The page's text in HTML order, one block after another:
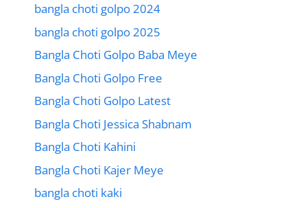
bangla choti golpo 2024
bangla choti golpo 2025
Bangla Choti Golpo Baba Meye
Bangla Choti Golpo Free
Bangla Choti Golpo Latest
Bangla Choti Jessica Shabnam
Bangla Choti Kahini
Bangla Choti Kajer Meye
bangla choti kaki